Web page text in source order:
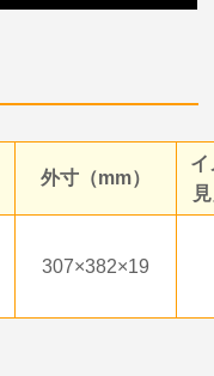
外寸（mm）
イ
307×382×19